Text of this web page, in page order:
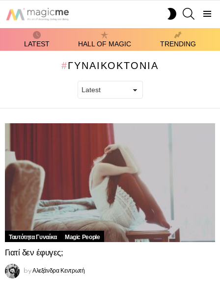
SWITCH
LATEST HALL OF MAGIC TRENDING
ΓΥΝΑΙΚΟΚΤΟΝΊΑ
STORIES
Ταυτότητα Γυναίκα Magic People
Γιατί δεν έφυγες;
by Αλεξάνδρα Κεντρωτή